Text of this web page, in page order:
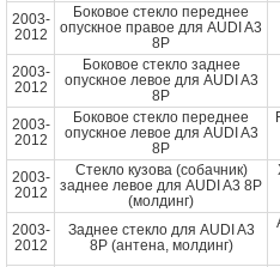
2003-
2012
Боковое стекло переднее
опускное правое для AUDI A3
8P
2003-
2012
Боковое стекло заднее
опускное левое для AUDI A3
8P
2003-
2012
Боковое стекло переднее
опускное левое для AUDI A3
8P
2003-
2012
Стекло кузова (собачник)
заднее левое для AUDI A3 8P
(молдинг)
2003-
2012
Заднее стекло для AUDI A3
8P (антена, молдинг)